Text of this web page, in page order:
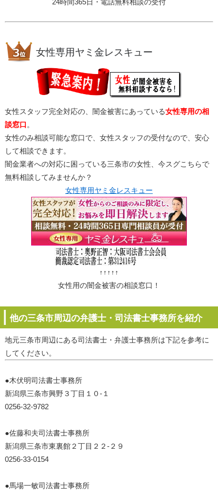
24時間365日・電話無料相談の受付
女性専用ヤミ金レスキュー
女性スタッフ完全対応の、闇金被害にあっている女性専用の相
談窓口 。
女性のみ相談可能な窓口で、女性スタッフの受付なので、安心
して相談できます。
闇金業者への対応に困っている三条市の女性、今スグこちらで
無料相談してみませんか？
女性専用ヤミ金レスキュー
↑↑↑↑↑
女性用の闇金被害の相談窓口！
他の三条市周辺の弁護士・司法書士事務所を紹介
地元三条市周辺にある司法書士・弁護士事務所は下記を参考に
してください。
●木伏明司法書士事務所
新潟県三条市興野３丁目１０-１
0256-32-9782
●佐藤和夫司法書士事務所
新潟県三条市東裏館２丁目２２-２９
0256-33-0154
●馬場一敏司法書士事務所